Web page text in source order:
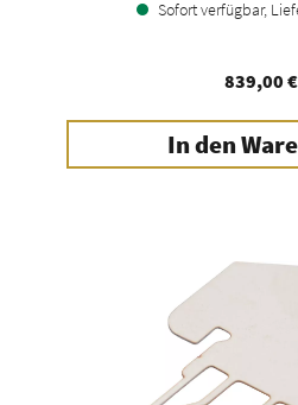
Sofort verfügbar,
839,00
In den